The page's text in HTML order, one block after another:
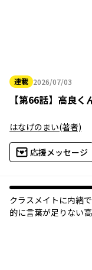
連載 2026/07/03
2026年07月03日
【第66話】 高良く
はなげのまい(著者)
応援メッセージ
クラスメイトに内緒
的に言葉が足りない